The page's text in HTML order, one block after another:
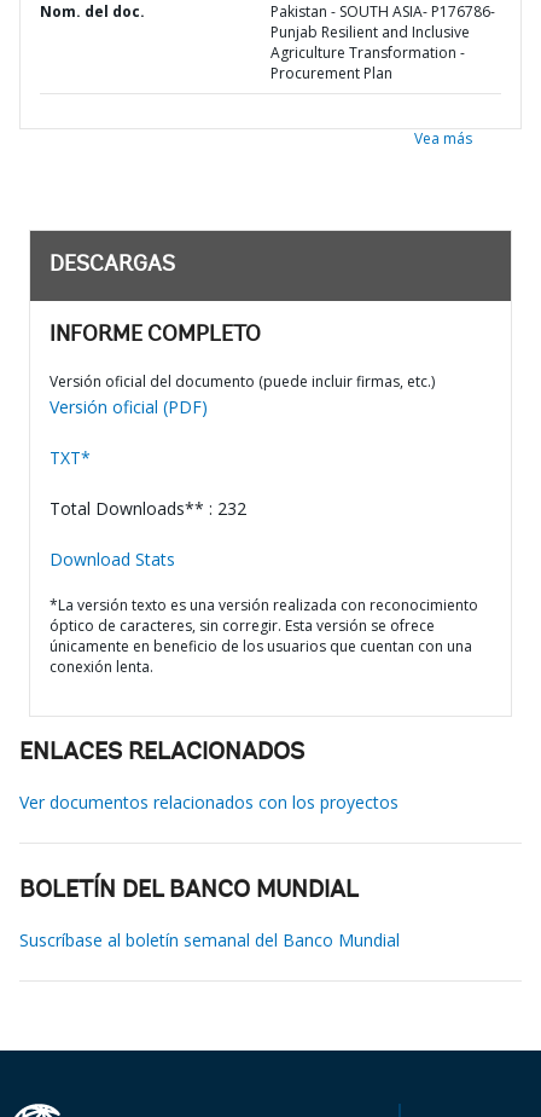
Nom. del doc.
Pakistan - SOUTH ASIA- P176786-
Punjab Resilient and Inclusive
Agriculture Transformation -
Procurement Plan
Vea más
DESCARGAS
INFORME COMPLETO
Versión oficial del documento (puede incluir firmas, etc.)
Versión oficial (PDF)
TXT*
Total Downloads** : 232
Download Stats
*La versión texto es una versión realizada con reconocimiento
óptico de caracteres, sin corregir. Esta versión se ofrece
únicamente en beneficio de los usuarios que cuentan con una
conexión lenta.
ENLACES RELACIONADOS
Ver documentos relacionados con los proyectos
BOLETÍN DEL BANCO MUNDIAL
Suscríbase al boletín semanal del Banco Mundial